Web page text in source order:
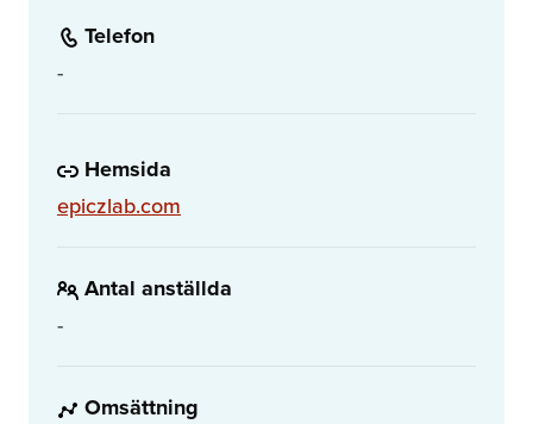
Telefon
-
Hemsida
epiczlab.com
Antal anställda
-
Omsättning